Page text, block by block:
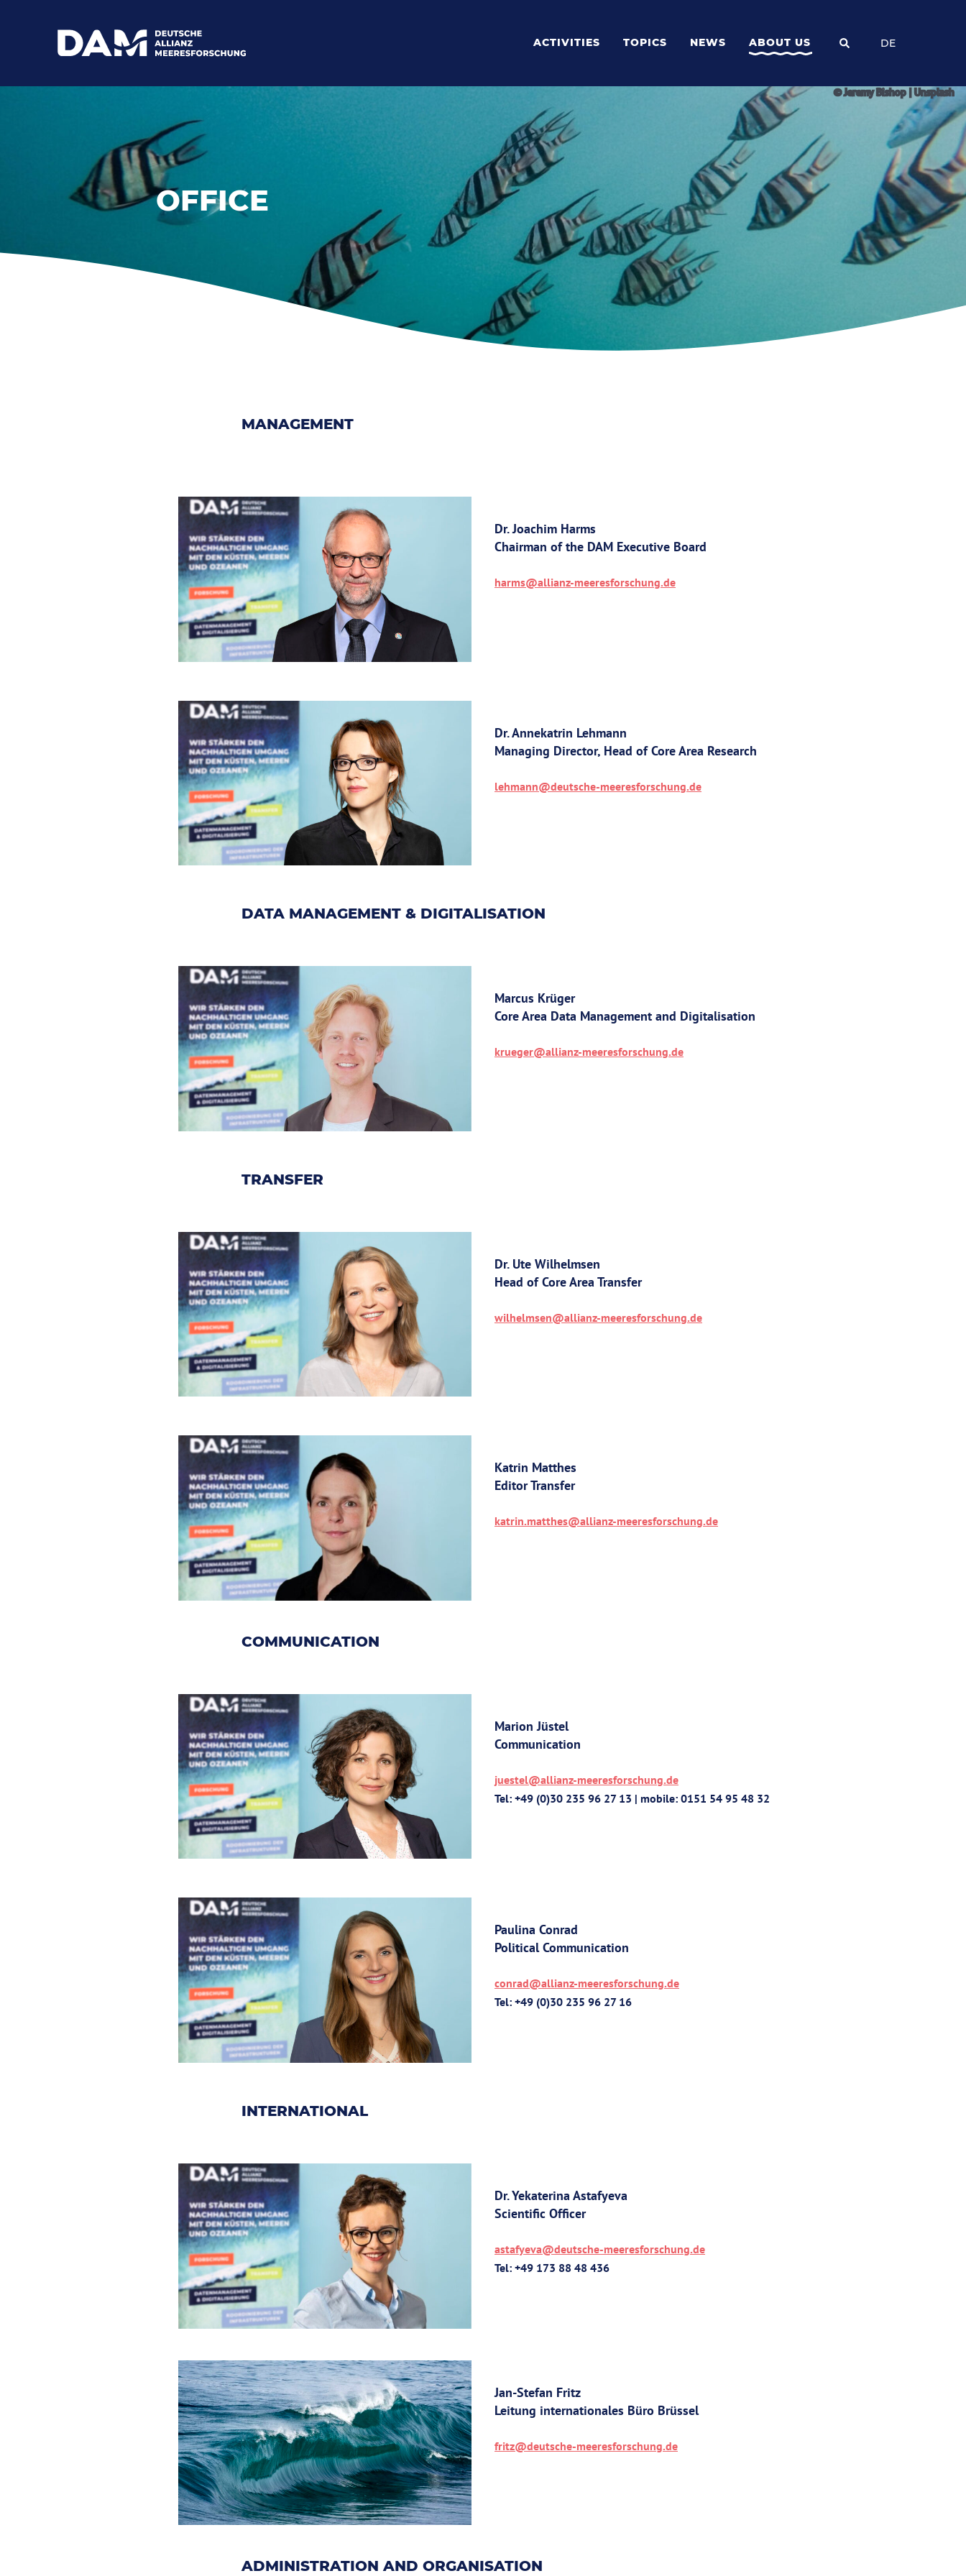
ACTIVITIES TOPICS NEWS ABOUT US DE
© Jeremy Bishop | Unsplash
OFFICE
MANAGEMENT
Dr. Joachim Harms
Chairman of the DAM Executive Board
harms@allianz-meeresforschung.de
Dr. Annekatrin Lehmann
Managing Director, Head of Core Area Research
lehmann@deutsche-meeresforschung.de
DATA MANAGEMENT & DIGITALISATION
Marcus Krüger
Core Area Data Management and Digitalisation
krueger@allianz-meeresforschung.de
TRANSFER
Dr. Ute Wilhelmsen
Head of Core Area Transfer
wilhelmsen@allianz-meeresforschung.de
Katrin Matthes
Editor Transfer
katrin.matthes@allianz-meeresforschung.de
COMMUNICATION
Marion Jüstel
Communication
juestel@allianz-meeresforschung.de
Tel: +49 (0)30 235 96 27 13 | mobile: 0151 54 95 48 32
Paulina Conrad
Political Communication
conrad@allianz-meeresforschung.de
Tel: +49 (0)30 235 96 27 16
INTERNATIONAL
Dr. Yekaterina Astafyeva
Scientific Officer
astafyeva@deutsche-meeresforschung.de
Tel: +49 173 88 48 436
Jan-Stefan Fritz
Leitung internationales Büro Brüssel
fritz@deutsche-meeresforschung.de
ADMINISTRATION AND ORGANISATION